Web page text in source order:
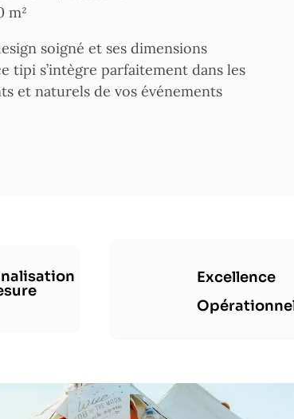
m²
soigné et ses dimensions
tipi s’intègre parfaitement dans les
et naturels de vos événements
Excellence